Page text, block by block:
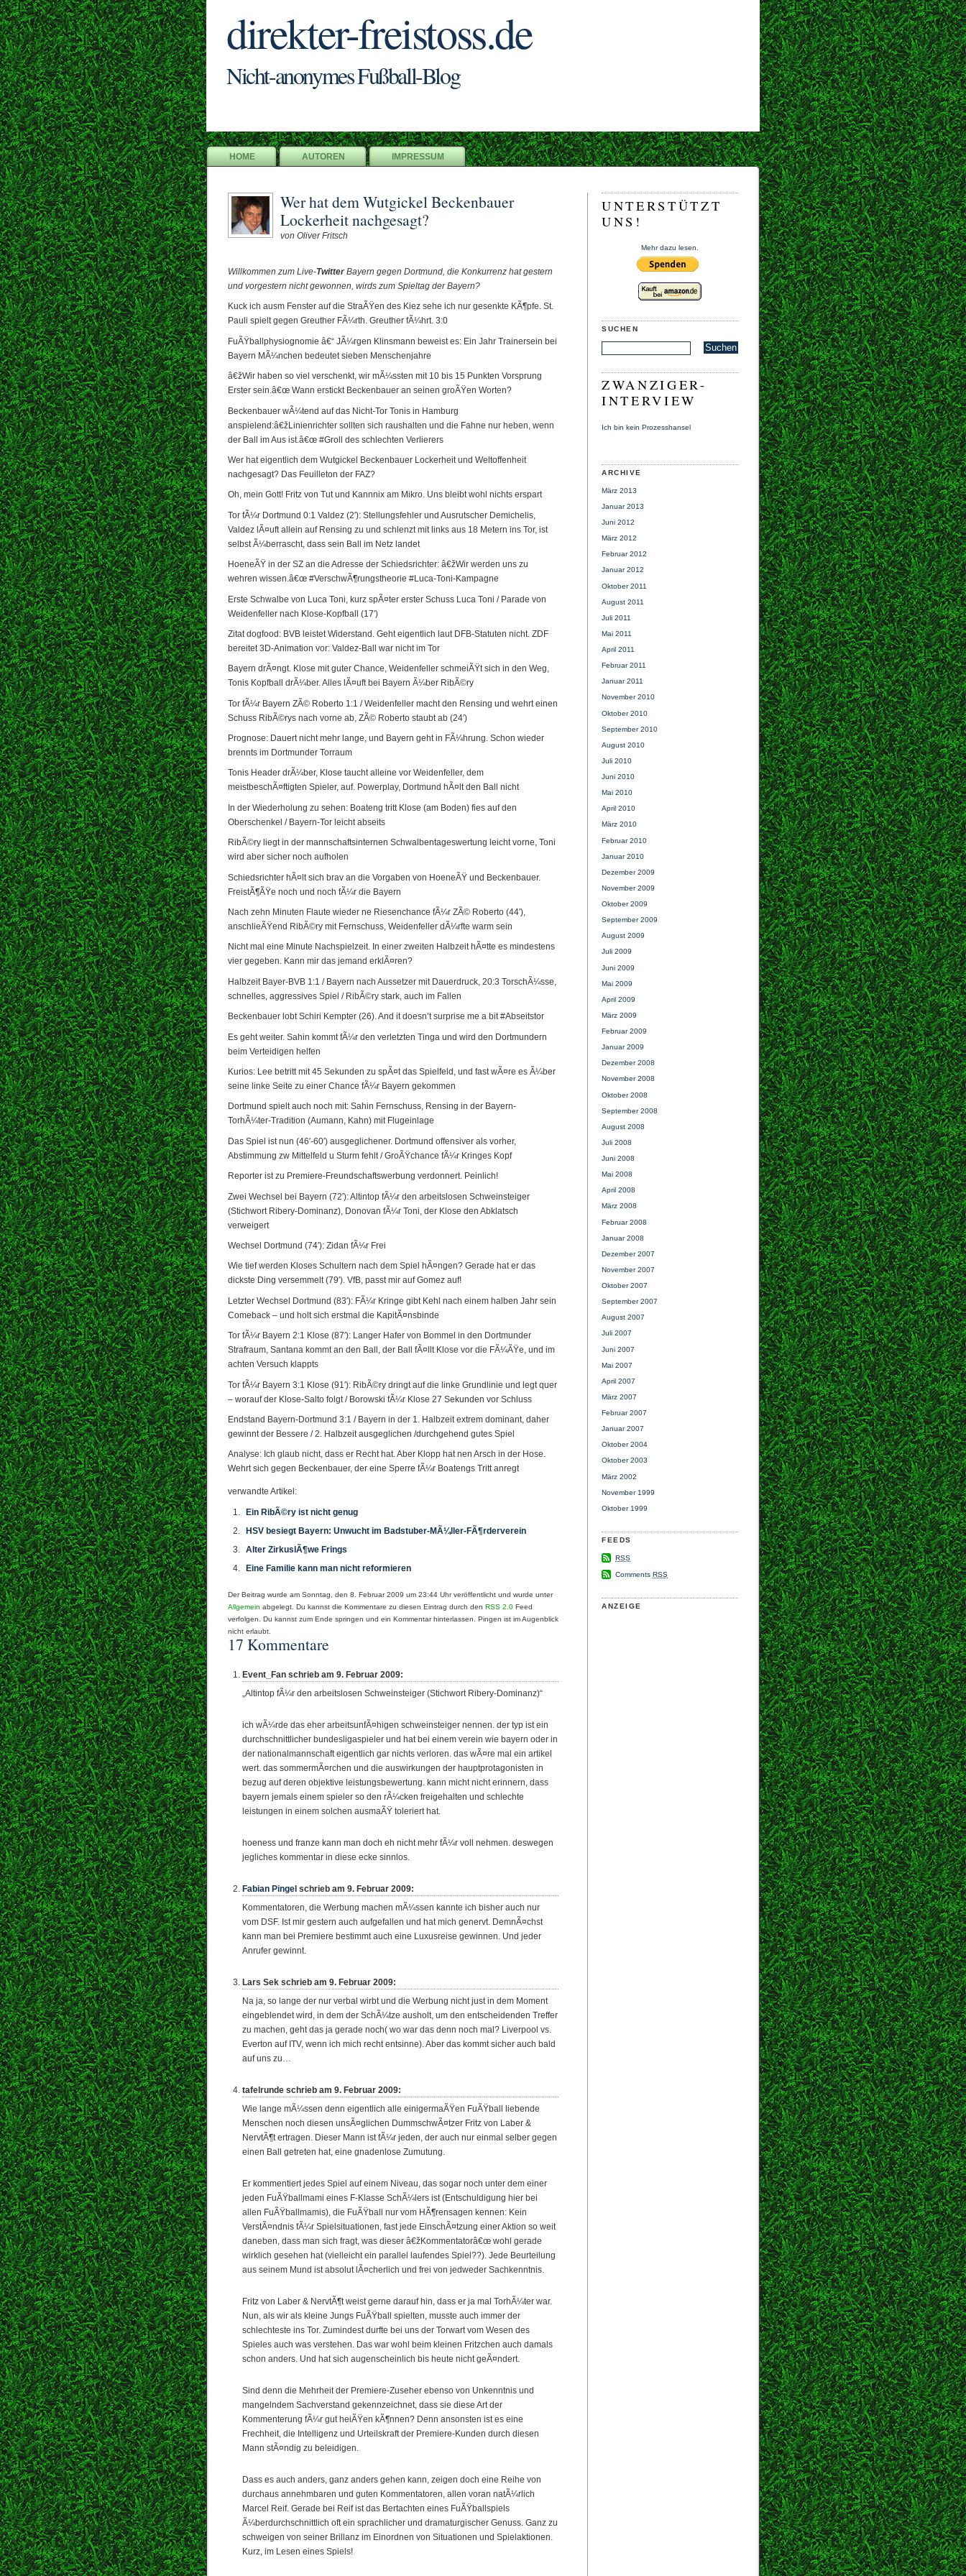
direkter-freistoss.de
Nicht-anonymes Fußball-Blog
HOME AUTOREN IMPRESSUM
UNTERSTÜTZT
UNS!
Mehr dazu lesen.
SUCHEN
ZWANZIGER-
INTERVIEW
Ich bin kein Prozesshansel
ARCHIVE
März 2013
Januar 2013
Juni 2012
März 2012
Februar 2012
Januar 2012
Oktober 2011
August 2011
Juli 2011
Mai 2011
April 2011
Februar 2011
Januar 2011
November 2010
Oktober 2010
September 2010
August 2010
Juli 2010
Juni 2010
Mai 2010
April 2010
März 2010
Februar 2010
Januar 2010
Dezember 2009
November 2009
Oktober 2009
September 2009
August 2009
Juli 2009
Juni 2009
Mai 2009
April 2009
März 2009
Februar 2009
Januar 2009
Dezember 2008
November 2008
Oktober 2008
September 2008
August 2008
Juli 2008
Juni 2008
Mai 2008
April 2008
März 2008
Februar 2008
Januar 2008
Dezember 2007
November 2007
Oktober 2007
September 2007
August 2007
Juli 2007
Juni 2007
Mai 2007
April 2007
März 2007
Februar 2007
Januar 2007
Oktober 2004
Oktober 2003
März 2002
November 1999
Oktober 1999
FEEDS
RSS
Comments RSS
ANZEIGE
Wer hat dem Wutgickel Beckenbauer
Lockerheit nachgesagt?
von Oliver Fritsch
Willkommen zum Live-TwitterBayern gegen Dortmund, die Konkurrenz hat gestern
und vorgestern nicht gewonnen, wirds zum Spieltag der Bayern?
Kuck ich ausm Fenster auf die StraÃŸen des Kiez sehe ich nur gesenkte KÃ¶pfe. St.
Pauli spielt gegen Greuther FÃ¼rth. Greuther fÃ¼hrt. 3:0
FuÃŸballphysiognomie â€“ JÃ¼rgen Klinsmann beweist es: Ein Jahr Trainersein bei
Bayern MÃ¼nchen bedeutet sieben Menschenjahre
â€žWir haben so viel verschenkt, wir mÃ¼ssten mit 10 bis 15 Punkten Vorsprung
Erster sein.â€œ Wann erstickt Beckenbauer an seinen groÃŸen Worten?
Beckenbauer wÃ¼tend auf das Nicht-Tor Tonis in Hamburg
anspielend:â€žLinienrichter sollten sich raushalten und die Fahne nur heben, wenn
der Ball im Aus ist.â€œ #Groll des schlechten Verlierers
Wer hat eigentlich dem Wutgickel Beckenbauer Lockerheit und Weltoffenheit
nachgesagt? Das Feuilleton der FAZ?
Oh, mein Gott! Fritz von Tut und Kannnix am Mikro. Uns bleibt wohl nichts erspart
Tor fÃ¼r Dortmund 0:1 Valdez (2′): Stellungsfehler und Ausrutscher Demichelis,
Valdez lÃ¤uft allein auf Rensing zu und schlenzt mit links aus 18 Metern ins Tor, ist
selbst Ã¼berrascht, dass sein Ball im Netz landet
HoeneÃŸ in der SZ an die Adresse der Schiedsrichter: â€žWir werden uns zu
wehren wissen.â€œ #VerschwÃ¶rungstheorie #Luca-Toni-Kampagne
Erste Schwalbe von Luca Toni, kurz spÃ¤ter erster Schuss Luca Toni / Parade von
Weidenfeller nach Klose-Kopfball (17′)
Zitat dogfood: BVB leistet Widerstand. Geht eigentlich laut DFB-Statuten nicht. ZDF
bereitet 3D-Animation vor: Valdez-Ball war nicht im Tor
Bayern drÃ¤ngt. Klose mit guter Chance, Weidenfeller schmeiÃŸt sich in den Weg,
Tonis Kopfball drÃ¼ber. Alles lÃ¤uft bei Bayern Ã¼ber RibÃ©ry
Tor fÃ¼r Bayern ZÃ© Roberto 1:1 / Weidenfeller macht den Rensing und wehrt einen
Schuss RibÃ©rys nach vorne ab, ZÃ© Roberto staubt ab (24′)
Prognose: Dauert nicht mehr lange, und Bayern geht in FÃ¼hrung. Schon wieder
brennts im Dortmunder Torraum
Tonis Header drÃ¼ber, Klose taucht alleine vor Weidenfeller, dem
meistbeschÃ¤ftigten Spieler, auf. Powerplay, Dortmund hÃ¤lt den Ball nicht
In der Wiederholung zu sehen: Boateng tritt Klose (am Boden) fies auf den
Oberschenkel / Bayern-Tor leicht abseits
RibÃ©ry liegt in der mannschaftsinternen Schwalbentageswertung leicht vorne, Toni
wird aber sicher noch aufholen
Schiedsrichter hÃ¤lt sich brav an die Vorgaben von HoeneÃŸ und Beckenbauer.
FreistÃ¶ÃŸe noch und noch fÃ¼r die Bayern
Nach zehn Minuten Flaute wieder ne Riesenchance fÃ¼r ZÃ© Roberto (44′),
anschlieÃŸend RibÃ©ry mit Fernschuss, Weidenfeller dÃ¼rfte warm sein
Nicht mal eine Minute Nachspielzeit. In einer zweiten Halbzeit hÃ¤tte es mindestens
vier gegeben. Kann mir das jemand erklÃ¤ren?
Halbzeit Bayer-BVB 1:1 / Bayern nach Aussetzer mit Dauerdruck, 20:3 TorschÃ¼sse,
schnelles, aggressives Spiel / RibÃ©ry stark, auch im Fallen
Beckenbauer lobt Schiri Kempter (26). And it doesn’t surprise me a bit #Abseitstor
Es geht weiter. Sahin kommt fÃ¼r den verletzten Tinga und wird den Dortmundern
beim Verteidigen helfen
Kurios: Lee betritt mit 45 Sekunden zu spÃ¤t das Spielfeld, und fast wÃ¤re es Ã¼ber
seine linke Seite zu einer Chance fÃ¼r Bayern gekommen
Dortmund spielt auch noch mit: Sahin Fernschuss, Rensing in der Bayern-
TorhÃ¼ter-Tradition (Aumann, Kahn) mit Flugeinlage
Das Spiel ist nun (46′-60′) ausgeglichener. Dortmund offensiver als vorher,
Abstimmung zw Mittelfeld u Sturm fehlt / GroÃŸchance fÃ¼r Kringes Kopf
Reporter ist zu Premiere-Freundschaftswerbung verdonnert. Peinlich!
Zwei Wechsel bei Bayern (72′): Altintop fÃ¼r den arbeitslosen Schweinsteiger
(Stichwort Ribery-Dominanz), Donovan fÃ¼r Toni, der Klose den Abklatsch
verweigert
Wechsel Dortmund (74′): Zidan fÃ¼r Frei
Wie tief werden Kloses Schultern nach dem Spiel hÃ¤ngen? Gerade hat er das
dickste Ding versemmelt (79′). VfB, passt mir auf Gomez auf!
Letzter Wechsel Dortmund (83′): FÃ¼r Kringe gibt Kehl nach einem halben Jahr sein
Comeback – und holt sich erstmal die KapitÃ¤nsbinde
Tor fÃ¼r Bayern 2:1 Klose (87′): Langer Hafer von Bommel in den Dortmunder
Strafraum, Santana kommt an den Ball, der Ball fÃ¤llt Klose vor die FÃ¼ÃŸe, und im
achten Versuch klappts
Tor fÃ¼r Bayern 3:1 Klose (91′): RibÃ©ry dringt auf die linke Grundlinie und legt quer
– worauf der Klose-Salto folgt / Borowski fÃ¼r Klose 27 Sekunden vor Schluss
Endstand Bayern-Dortmund 3:1 / Bayern in der 1. Halbzeit extrem dominant, daher
gewinnt der Bessere / 2. Halbzeit ausgeglichen /durchgehend gutes Spiel
Analyse: Ich glaub nicht, dass er Recht hat. Aber Klopp hat nen Arsch in der Hose.
Wehrt sich gegen Beckenbauer, der eine Sperre fÃ¼r Boatengs Tritt anregt
verwandte Artikel:
Ein RibÃ©ry ist nicht genug
HSV besiegt Bayern: Unwucht im Badstuber-MÃ¼ller-FÃ¶rderverein
Alter ZirkuslÃ¶we Frings
Eine Familie kann man nicht reformieren
Der Beitrag wurde am Sonntag, den 8. Februar 2009 um 23:44 Uhr veröffentlicht und wurde unter
Allgemein abgelegt. Du kannst die Kommentare zu diesen Eintrag durch den RSS 2.0 Feed
verfolgen. Du kannst zum Ende springen und ein Kommentar hinterlassen. Pingen ist im Augenblick
nicht erlaubt.
17 Kommentare
Event_Fan schrieb am 9. Februar 2009:
„Altintop fÃ¼r den arbeitslosen Schweinsteiger (Stichwort Ribery-Dominanz)“
ich wÃ¼rde das eher arbeitsunfÃ¤higen schweinsteiger nennen. der typ ist ein
durchschnittlicher bundesligaspieler und hat bei einem verein wie bayern oder in
der nationalmannschaft eigentlich gar nichts verloren. das wÃ¤re mal ein artikel
wert. das sommermÃ¤rchen und die auswirkungen der hauptprotagonisten in
bezug auf deren objektive leistungsbewertung. kann micht nicht erinnern, dass
bayern jemals einem spieler so den rÃ¼cken freigehalten und schlechte
leistungen in einem solchen ausmaÃŸ toleriert hat.
hoeness und franze kann man doch eh nicht mehr fÃ¼r voll nehmen. deswegen
jegliches kommentar in diese ecke sinnlos.
Fabian Pingel schrieb am 9. Februar 2009:
Kommentatoren, die Werbung machen mÃ¼ssen kannte ich bisher auch nur
vom DSF. Ist mir gestern auch aufgefallen und hat mich genervt. DemnÃ¤chst
kann man bei Premiere bestimmt auch eine Luxusreise gewinnen. Und jeder
Anrufer gewinnt.
Lars Sek schrieb am 9. Februar 2009:
Na ja, so lange der nur verbal wirbt und die Werbung nicht just in dem Moment
eingeblendet wird, in dem der SchÃ¼tze ausholt, um den entscheidenden Treffer
zu machen, geht das ja gerade noch( wo war das denn noch mal? Liverpool vs.
Everton auf ITV, wenn ich mich recht entsinne). Aber das kommt sicher auch bald
auf uns zu…
tafelrunde schrieb am 9. Februar 2009:
Wie lange mÃ¼ssen denn eigentlich alle einigermaÃŸen FuÃŸball liebende
Menschen noch diesen unsÃ¤glichen DummschwÃ¤tzer Fritz von Laber &
NervtÃ¶t ertragen. Dieser Mann ist fÃ¼r jeden, der auch nur einmal selber gegen
einen Ball getreten hat, eine gnadenlose Zumutung.
Er kommentiert jedes Spiel auf einem Niveau, das sogar noch unter dem einer
jeden FuÃŸballmami eines F-Klasse SchÃ¼lers ist (Entschuldigung hier bei
allen FuÃŸballmamis), die FuÃŸball nur vom HÃ¶rensagen kennen: Kein
VerstÃ¤ndnis fÃ¼r Spielsituationen, fast jede EinschÃ¤tzung einer Aktion so weit
daneben, dass man sich fragt, was dieser â€žKommentatorâ€œ wohl gerade
wirklich gesehen hat (vielleicht ein parallel laufendes Spiel??). Jede Beurteilung
aus seinem Mund ist absolut lÃ¤cherlich und frei von jedweder Sachkenntnis.
Fritz von Laber & NervtÃ¶t weist gerne darauf hin, dass er ja mal TorhÃ¼ter war.
Nun, als wir als kleine Jungs FuÃŸball spielten, musste auch immer der
schlechteste ins Tor. Zumindest durfte bei uns der Torwart vom Wesen des
Spieles auch was verstehen. Das war wohl beim kleinen Fritzchen auch damals
schon anders. Und hat sich augenscheinlich bis heute nicht geÃ¤ndert.
Sind denn die Mehrheit der Premiere-Zuseher ebenso von Unkenntnis und
mangelndem Sachverstand gekennzeichnet, dass sie diese Art der
Kommenterung fÃ¼r gut heiÃŸen kÃ¶nnen? Denn ansonsten ist es eine
Frechheit, die Intelligenz und Urteilskraft der Premiere-Kunden durch diesen
Mann stÃ¤ndig zu beleidigen.
Dass es auch anders, ganz anders gehen kann, zeigen doch eine Reihe von
durchaus annehmbaren und guten Kommentatoren, allen voran natÃ¼rlich
Marcel Reif. Gerade bei Reif ist das Bertachten eines FuÃŸballspiels
Ã¼berdurchschnittlich oft ein sprachlicher und dramaturgischer Genuss. Ganz zu
schweigen von seiner Brillanz im Einordnen von Situationen und Spielaktionen.
Kurz, im Lesen eines Spiels!